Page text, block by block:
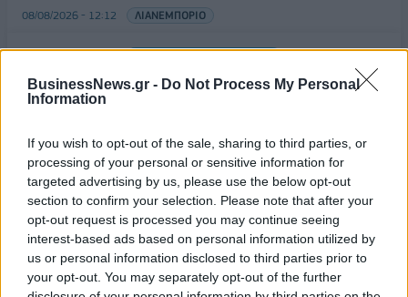
BusinessNews.gr - Do Not Process My Personal
Information
If you wish to opt-out of the sale, sharing to third parties, or
processing of your personal or sensitive information for
targeted advertising by us, please use the below opt-out
section to confirm your selection. Please note that after your
opt-out request is processed you may continue seeing
interest-based ads based on personal information utilized by
us or personal information disclosed to third parties prior to
your opt-out. You may separately opt-out of the further
08/08/2026 - 12:12 ΛΙΑΝΕΜΠΟΡΙΟ
Health Monitoring: Η εθνική υποδομή για την
των πολιτών
ΔΗΜΟΦΙΛΗ